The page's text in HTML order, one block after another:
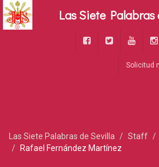
Solicitud
Las Siete Palabras de Sevilla Staff
Rafael Fernández Martínez
Las Siete Palabras